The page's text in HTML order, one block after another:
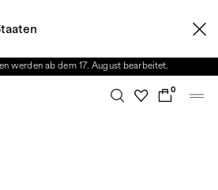
bis 16. August ist unser Kundenservice nicht
werden ab dem 17. August bearbeitet.
0